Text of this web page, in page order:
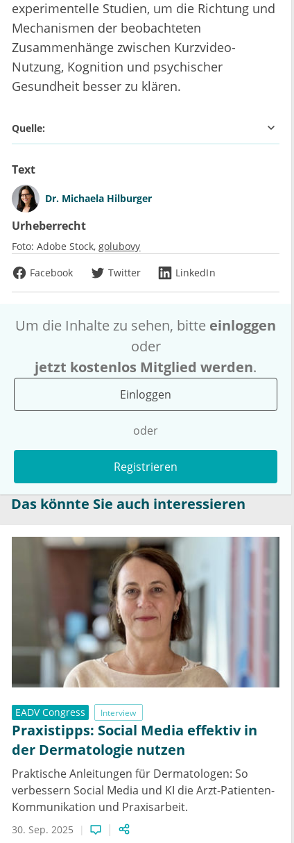
experimentelle Studien, um die Richtung und
Mechanismen der beobachteten
Zusammenhänge zwischen Kurzvideo-
Nutzung, Kognition und psychischer
Gesundheit besser zu klären.
Quelle:
Text
Dr. Michaela Hilburger
Urheberrecht
Foto: Adobe Stock golubovy
Facebook
Twitter LinkedIn
Um die Inhalte zu sehen, bitte einloggen
oder
jetzt kostenlos Mitglied werden.
Einloggen
oder
Registrieren
Das könnte Sie auch interessieren
EADV Congress Interview
Praxistipps: Social Media effektiv in
der Dermatologie nutzen
Praktische Anleitungen für Dermatologen: So
verbessern Social Media und KI die Arzt-Patienten-
Kommunikation und Praxisarbeit.
30. Sep. 2025